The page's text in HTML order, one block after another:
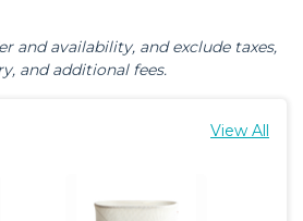
and availability, and exclude taxes,
and additional fees.
View All